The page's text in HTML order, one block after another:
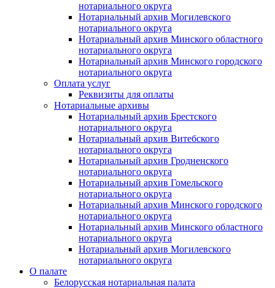
нотариального округа
Нотариальный архив Могилевского
нотариального округа
Нотариальный архив Минского областного
нотариального округа
Нотариальный архив Минского городского
нотариального округа
Оплата услуг
Реквизиты для оплаты
Нотариальные архивы
Нотариальный архив Брестского
нотариального округа
Нотариальный архив Витебского
нотариального округа
Нотариальный архив Гродненского
нотариального округа
Нотариальный архив Гомельского
нотариального округа
Нотариальный архив Минского городского
нотариального округа
Нотариальный архив Минского областного
нотариального округа
Нотариальный архив Могилевского
нотариального округа
О палате
Белорусская нотариальная палата